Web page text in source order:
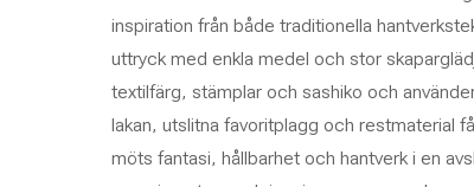
inspiration från både traditionella
uttryck med enkla medel och stor
textilfärg, stämplar och sashiko och
lakan, utslitna favoritplagg och restmaterial
möts fantasi, hållbarhet och hantverk i en